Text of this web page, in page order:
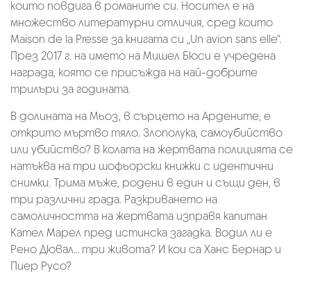
които повдига в романите си. Носител е на
множество литературни отличия, сред които
Maison de la Presse за книгата си „Un avion sans elle“.
През 2017 г. на името на Мишел Бюси е учредена
награда, която се присъжда на най-добрите
трилъри за годината.
В долината на Мьоз, в сърцето на Ардените, е
открито мъртво тяло. Злополука, самоубийство
или убийство? В колата на жертвата полицията се
натъква на три шофьорски книжки с идентични
снимки. Трима мъже, родени в един и същи ден, в
три различни града. Разкриването на
самоличността на жертвата изправя капитан
Кател Марел пред истинска загадка. Водил ли е
Рено Дювал… три живота? И кои са Ханс Бернар и
Пиер Русо?